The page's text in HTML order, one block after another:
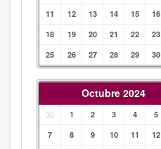
11
12 13 14 15 16
18
19 20 21 22 23
25
26 27 28 29 30
Octubre 2024
30 1 2 3 4 5
7
8 9 10 11 12